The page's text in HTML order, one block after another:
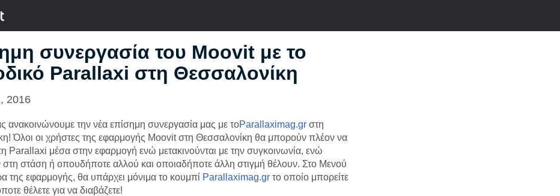
συνεργασία του Moovit με το
Parallaxi στη Θεσσαλονίκη
2016
ανακοινώνουμε την νέα επίσημη συνεργασία μας με τοParallaximag.gr στη
Όλοι οι χρήστες της εφαρμογής Moovit στη Θεσσαλονίκη θα μπορούν πλέον να
Parallaxi μέσα στην εφαρμογή ενώ μετακινούνται με την συγκοινωνία, ενώ
στη στάση ή οπουδήποτε αλλού και οποιαδήποτε άλλη στιγμή θέλουν. Στο Μενού
της εφαρμογής, θα υπάρχει μόνιμα το κουμπί Parallaximag.gr το οποίο μπορείτε
θέλετε για να διαβάζετε!